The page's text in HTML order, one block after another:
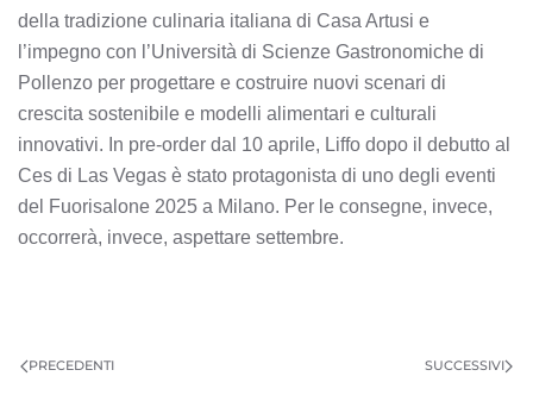
della tradizione culinaria italiana di Casa Artusi e
l’impegno con l’Università di Scienze Gastronomiche di
Pollenzo per progettare e costruire nuovi scenari di
crescita sostenibile e modelli alimentari e culturali
innovativi. In pre-order dal 10 aprile, Liffo dopo il debutto al
Ces di Las Vegas è stato protagonista di uno degli eventi
del Fuorisalone 2025 a Milano. Per le consegne, invece,
occorrerà, invece, aspettare settembre.
PRECEDENTI SUCCESSIVI